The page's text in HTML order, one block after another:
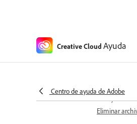
Creative Cloud Ayuda
Centro de ayuda de Adobe
nube
Preguntas
Gestionar y
Eliminar